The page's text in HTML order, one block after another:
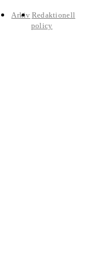
Arkiv Redaktionell
policy